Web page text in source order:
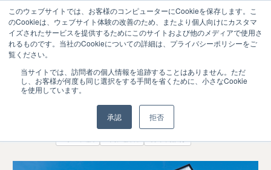
このウェブサイトでは、お客様のコンピューターにCookieを保存します。こ
のCookieは、ウェブサイト体験の改善のため、またより個人向けにカスタマ
イズされたサービスを提供するためにこのサイトおよび他のメディアで使用さ
れるものです。当社のCookieについての詳細は、プライバシーポリシーをご
覧ください。
当サイトでは、訪問者の個人情報を追跡することはありません。ただ
し、お客様が何度も同じ選択をする手間を省くために、小さなCookie
を使用しています。
承認 拒否
01
自習講座で学習習慣が身に付き、初年次必
修科目の再履修者が減少 －日本文理大学
入学前教育・初年次教育